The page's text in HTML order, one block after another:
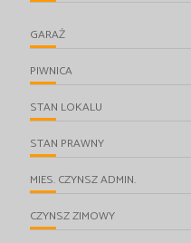
GARAŻ
PIWNICA
STAN LOKALU
STAN PRAWNY
MIES. CZYNSZ ADMIN.
CZYNSZ ZIMOWY